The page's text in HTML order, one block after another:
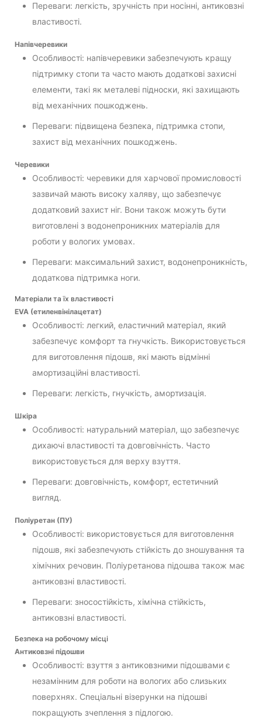
Переваги: легкість, зручність при носінні, антиковзні
властивості.
Напівчеревики
Особливості: напівчеревики забезпечують кращу
підтримку стопи та часто мають додаткові захисні
елементи, такі як металеві підноски, які захищають
від механічних пошкоджень.
Переваги: підвищена безпека, підтримка стопи,
захист від механічних пошкоджень.
Черевики
Особливості: черевики для харчової промисловості
зазвичай мають високу халяву, що забезпечує
додатковий захист ніг. Вони також можуть бути
виготовлені з водонепроникних матеріалів для
роботи у вологих умовах.
Переваги: максимальний захист, водонепроникність,
додаткова підтримка ноги.
Матеріали та їх властивості
EVA (етиленвінілацетат)
Особливості: легкий, еластичний матеріал, який
забезпечує комфорт та гнучкість. Використовується
для виготовлення підошв, які мають відмінні
амортизаційні властивості.
Переваги: легкість, гнучкість, амортизація.
Шкіра
Особливості: натуральний матеріал, що забезпечує
дихаючі властивості та довговічність. Часто
використовується для верху взуття.
Переваги: довговічність, комфорт, естетичний
вигляд.
Поліуретан (ПУ)
Особливості: використовується для виготовлення
підошв, які забезпечують стійкість до зношування та
хімічних речовин. Поліуретанова підошва також має
антиковзні властивості.
Переваги: зносостійкість, хімічна стійкість,
антиковзні властивості.
Безпека на робочому місці
Антиковзні підошви
Особливості: взуття з антиковзними підошвами є
незамінним для роботи на вологих або слизьких
поверхнях. Спеціальні візерунки на підошві
покращують зчеплення з підлогою.